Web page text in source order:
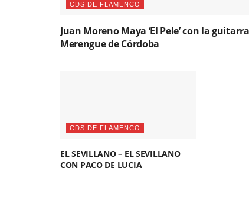
CDS DE FLAMENCO
Juan Moreno Maya ‘El Pele’ con la
Merengue de Córdoba
CDS DE FLAMENCO
EL SEVILLANO – EL SEVILLANO
CON PACO DE LUCIA